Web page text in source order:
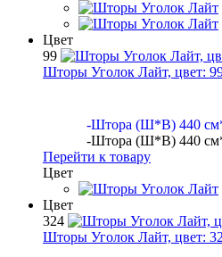
Цвет
99
Шторы Уголок Лайт, цвет:
-Штора (Ш*В) 440
-Штора (Ш*В) 440
Перейти к товару
Цвет
Цвет
324
Шторы Уголок Лайт, цвет: